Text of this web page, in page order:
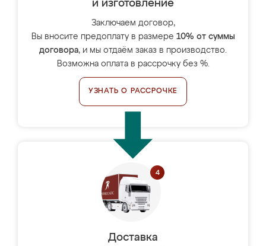
и изготовление
Заключаем договор,
Вы вносите предоплату в размере 10% от суммы
договора, и мы отдаём заказ в производство.
Возможна оплата в рассрочку без %.
УЗНАТЬ О РАССРОЧКЕ
Доставка